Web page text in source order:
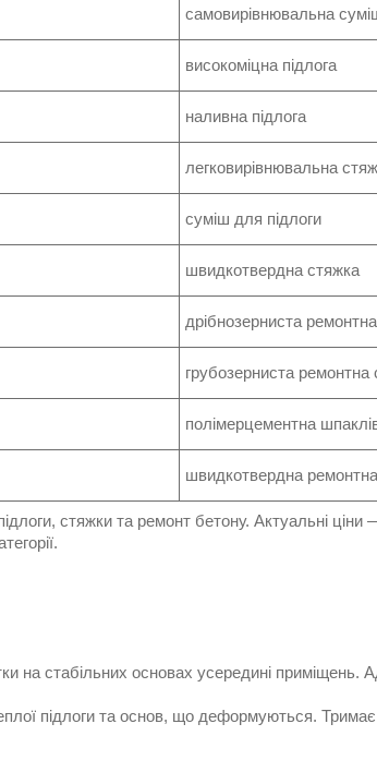
самовирівнювальна
високоміцна підлога
наливна підлога
легковирівнювальна
суміш для підлоги
швидкотвердна стяжка
дрібнозерниста
грубозерниста ремонтна
полімерцементна
швидкотвердна
стяжки та ремонт бетону. Актуальні ціни
стабільних основах усередині приміщень.
підлоги та основ, що деформуються.